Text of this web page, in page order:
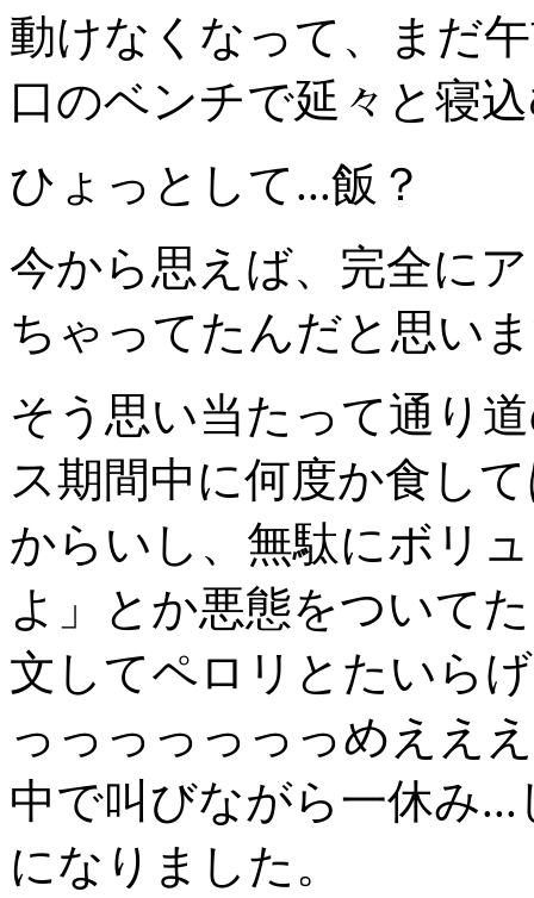
動けなくなって、まだ
口のベンチで延々と寝
ひょっとして...飯？
今から思えば、完全に
ちゃってたんだと思い
そう思い当たって通り
ス期間中に何度か食し
からいし、無駄にボリ
よ」とか悪態をついて
文してペロリとたいら
っっっっっっっめええ
中で叫びながら一休み
になりました。